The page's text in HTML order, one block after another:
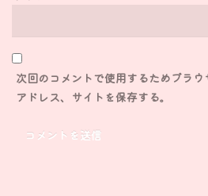
次回のコメントで使用するためブラ
アドレス、サイトを保存する。